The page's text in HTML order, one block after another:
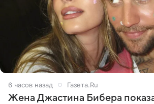
6 часов назад Газета.Ru
Жена Джастина Бибера